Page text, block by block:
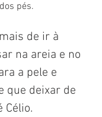
pés.
de ir à
na areia e no
a pele e
que deixar de
Célio.